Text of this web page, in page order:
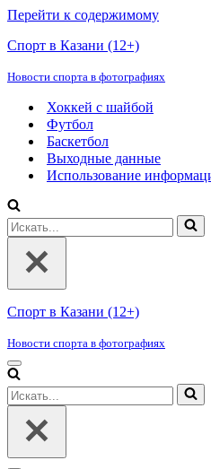
Перейти к содержимому
Спорт в Казани (12+)
Новости спорта в фотографиях
Хоккей с шайбой
Футбол
Баскетбол
Выходные данные
Использование
Искать...
Спорт в Казани (12+)
Новости спорта в фотографиях
Меню
навигации
Искать...